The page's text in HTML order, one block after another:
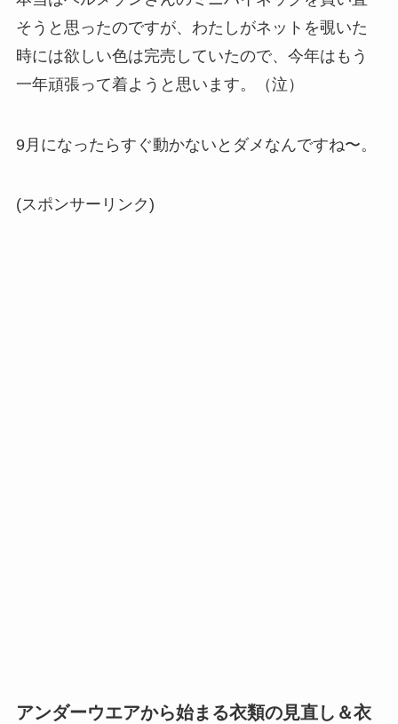
そうと思ったのですが、わたしがネットを覗いた
時には欲しい色は完売していたので、今年はもう
一年頑張って着ようと思います。（泣）
9月になったらすぐ動かないとダメなんですね〜。
(スポンサーリンク)
アンダーウエアから始まる衣類の見直し＆衣